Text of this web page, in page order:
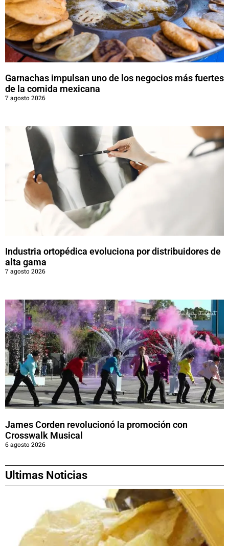
Garnachas impulsan uno de los negocios más fuertes
de la comida mexicana
7 agosto 2026
Industria ortopédica evoluciona por distribuidores de
alta gama
7 agosto 2026
James Corden revolucionó la promoción con
Crosswalk Musical
6 agosto 2026
Ultimas Noticias